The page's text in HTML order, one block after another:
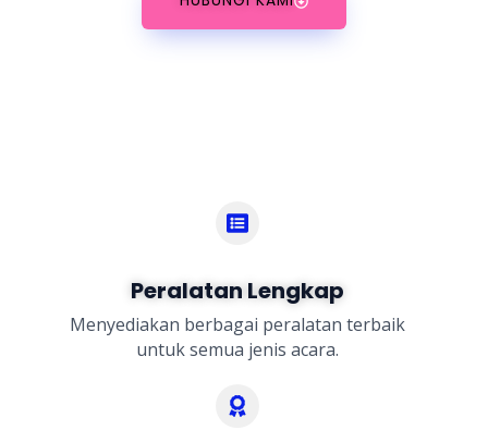
Peralatan Lengkap
Menyediakan berbagai peralatan terbaik
untuk semua jenis acara.